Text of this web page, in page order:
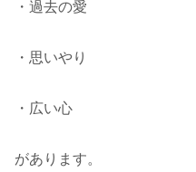
・過去の愛
・思いやり
・広い心
があります。